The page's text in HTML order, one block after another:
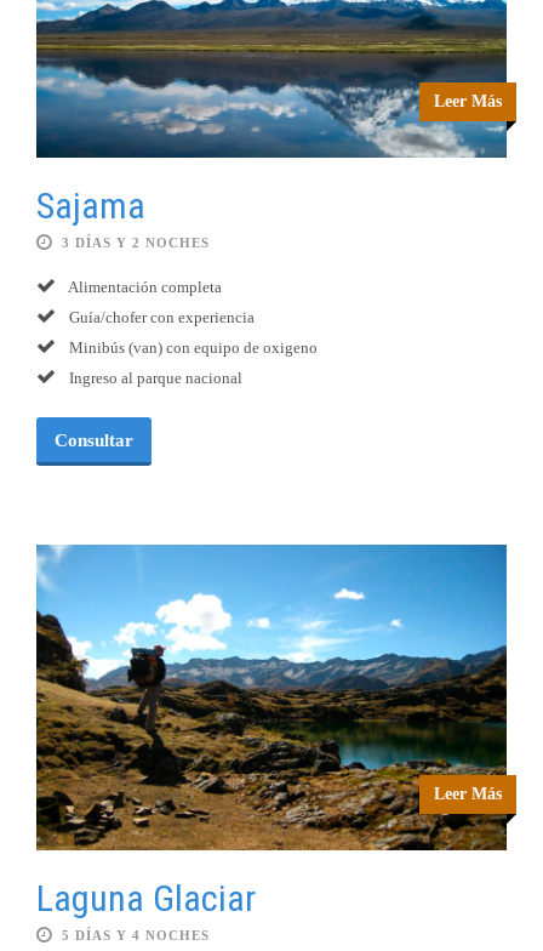
Leer Más
Sajama
3 DÍAS Y 2 NOCHES
Alimentación completa
Guía/chofer con experiencia
Minibús (van) con equipo de oxigeno
Ingreso al parque nacional
Consultar
Leer Más
Laguna Glaciar
5 DÍAS Y 4 NOCHES